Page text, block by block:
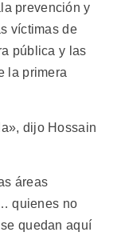
prevención y
víctimas de
pública y las
la primera
dijo Hossain
áreas
quienes no
quedan aquí